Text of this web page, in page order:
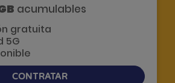
acumulables
gratuita
5G
CONTRATAR